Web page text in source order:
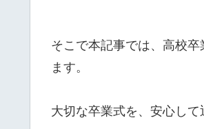
そこで本記事では、高校
ます。
大切な卒業式を、安心し